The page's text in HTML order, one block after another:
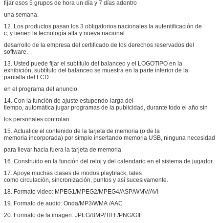
fijar esos 5 grupos de hora un día y 7 días adentro
una semana.
12. Los productos pasan los 3 obligatorios nacionales la autentificación de
c, y tienen la tecnología alta y nueva nacional
desarrollo de la empresa del certificado de los derechos reservados del
software.
13. Usted puede fijar el subtítulo del balanceo y el LOGOTIPO en la
exhibición, subtítulo del balanceo se muestra en la parte inferior de la
pantalla del LCD
en el programa del anuncio.
14. Con la función de ajuste estupendo-larga del
tiempo, automática jugar programas de la publicidad, durante todo el año sin
los personales controlan.
15. Actualice el contenido de la tarjeta de memoria (o de la
memoria incorporada) por simple insertando memoria USB, ninguna necesidad
para llevar hacia fuera la tarjeta de memoria.
16. Construido en la función del reloj y del calendario en el sistema de jugador.
17. Apoye muchas clases de modos playblack, tales
como circulación, sincronización, puntos y así sucesivamente.
18. Formato video: MPEG1/MPEG2/MPEG4/ASP/WMV/AVI
19. Formato de audio: Onda/MP3/WMA /AAC
20. Formato de la imagen: JPEG/BMP/TIFF/PNG/GIF